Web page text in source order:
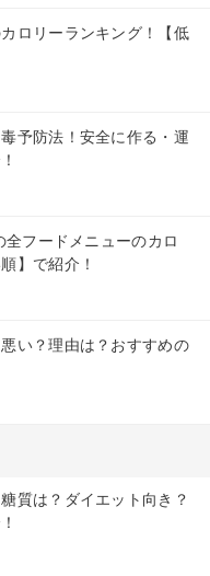
ロリーランキング！【低
予防法！安全に作る・運
全フードメニューのカロ
】で紹介！
い？理由は？おすすめの
質は？ダイエット向き？